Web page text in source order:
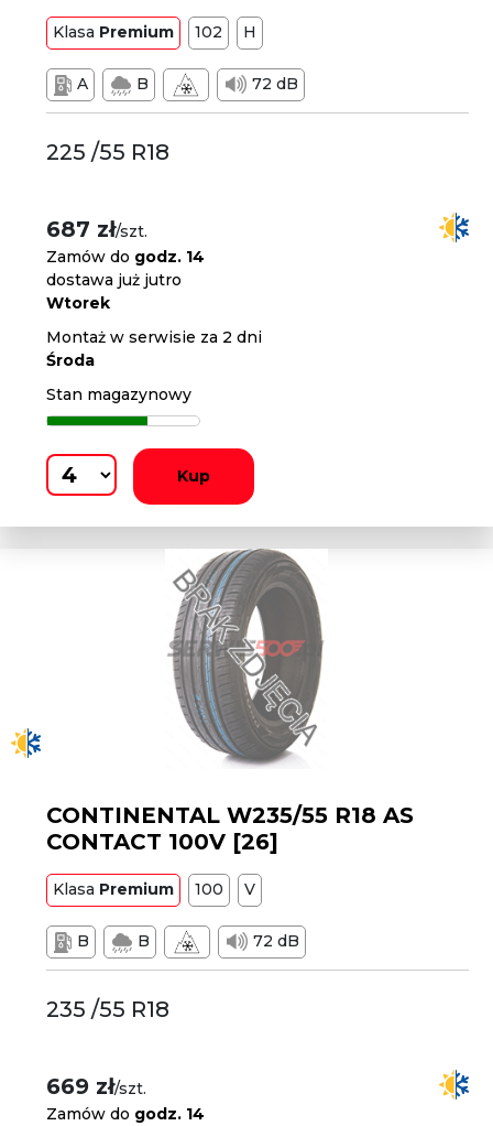
Klasa Premium 102 H
A B 72 dB
225 /55 R18
687 zł/szt.
Zamów do godz. 14
dostawa już jutro
Wtorek
Montaż w serwisie za 2 dni
Środa
Stan magazynowy
Kup
CONTINENTAL W235/55 R18 AS
CONTACT 100V [26]
Klasa Premium 100 V
B B 72 dB
235 /55 R18
669 zł/szt.
Zamów do godz. 14